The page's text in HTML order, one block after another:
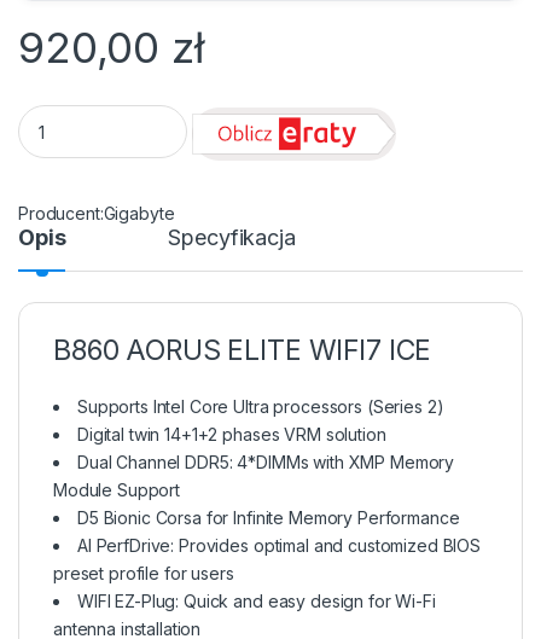
920,00 zł
Płyta Socket LGA1851 Gigabyte B860 AORUS ELITE WIFI7
Gigabyte
Opis Specyfikacja
B860 AORUS ELITE WIFI7 ICE
Supports Intel Core Ultra processors (Series 2)
Digital twin 14+1+2 phases VRM solution
Dual Channel DDR5: 4*DIMMs with XMP Memory
Module Support
D5 Bionic Corsa for Infinite Memory Performance
AI PerfDrive: Provides optimal and customized BIOS
preset profile for users
WIFI EZ-Plug: Quick and easy design for Wi-Fi
antenna installation